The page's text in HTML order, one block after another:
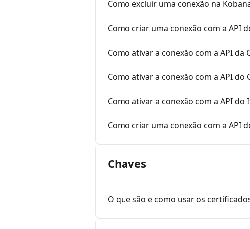
Como excluir uma conexão na
Como criar uma conexão com a API
Como ativar a conexão com a API da
Como ativar a conexão com a API do
Como ativar a conexão com a API do
Como criar uma conexão com a API
Chaves
O que são e como usar os